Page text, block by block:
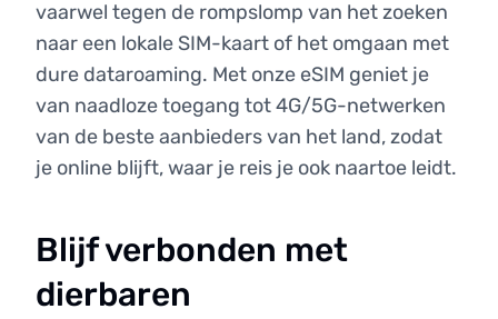
vaarwel tegen de rompslomp van het zoeken
naar een lokale SIM-kaart of het omgaan met
dure dataroaming. Met onze eSIM geniet je
van naadloze toegang tot 4G/5G-netwerken
van de beste aanbieders van het land, zodat
je online blijft, waar je reis je ook naartoe leidt.
Blijf verbonden met
dierbaren